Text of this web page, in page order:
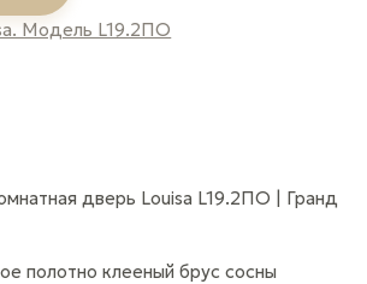
дверь Louisa L19.2ПО | Гранд
полотно клееный брус сосны